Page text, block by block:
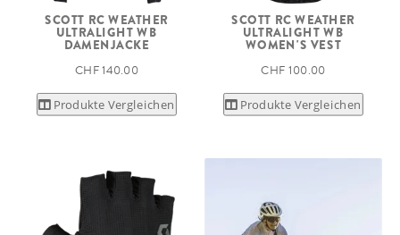
SCOTT RC WEATHER
ULTRALIGHT WB
DAMENJACKE
CHF 140.00
Produkte Vergleichen
SCOTT RC WEATHER
ULTRALIGHT WB
WOMEN'S VEST
CHF 100.00
Produkte Vergleichen